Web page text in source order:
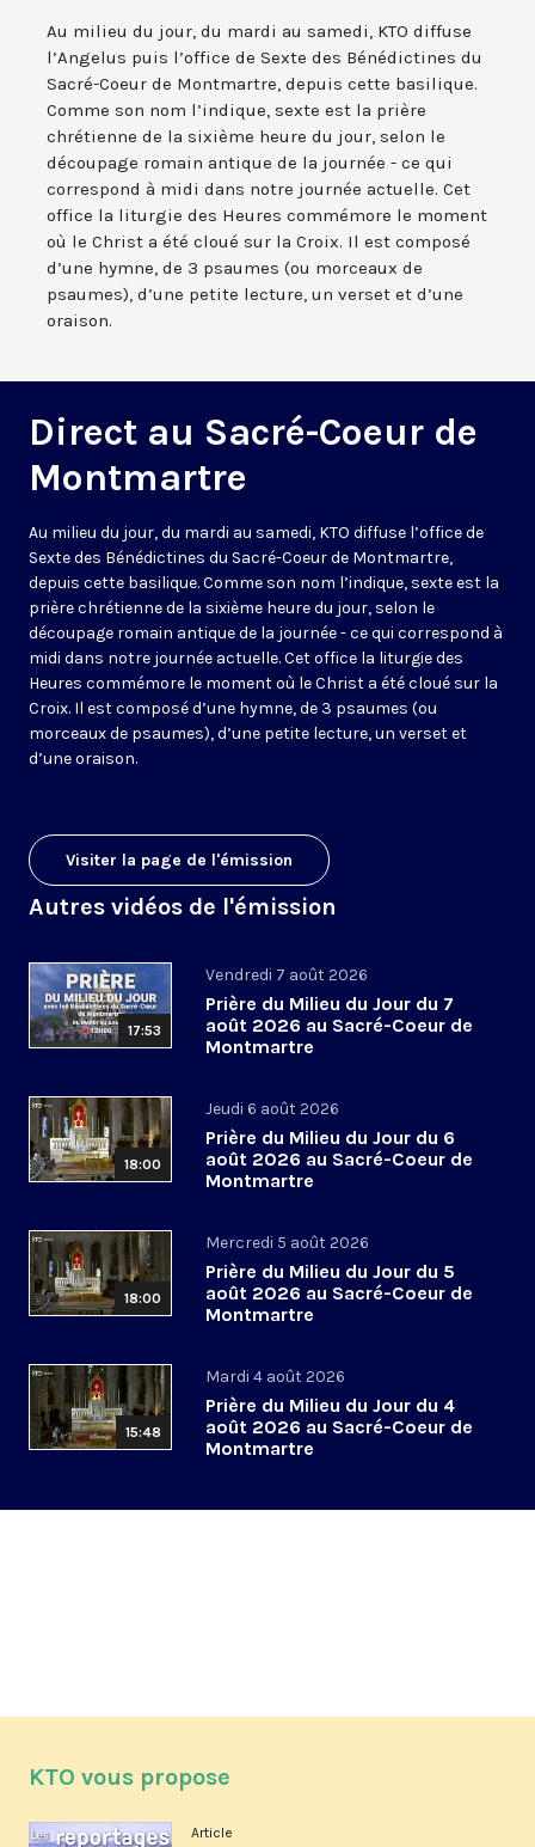
Au milieu du jour, du mardi au samedi, KTO diffuse
l’Angelus puis l’office de Sexte des Bénédictines du
Sacré-Coeur de Montmartre, depuis cette basilique.
Comme son nom l’indique, sexte est la prière
chrétienne de la sixième heure du jour, selon le
découpage romain antique de la journée - ce qui
correspond à midi dans notre journée actuelle. Cet
office la liturgie des Heures commémore le moment
où le Christ a été cloué sur la Croix. Il est composé
d’une hymne, de 3 psaumes (ou morceaux de
psaumes), d’une petite lecture, un verset et d’une
oraison.
Direct au Sacré-Coeur de
Montmartre
Au milieu du jour, du mardi au samedi, KTO diffuse l’office de
Sexte des Bénédictines du Sacré-Coeur de Montmartre,
depuis cette basilique. Comme son nom l’indique, sexte est la
prière chrétienne de la sixième heure du jour, selon le
découpage romain antique de la journée - ce qui correspond à
midi dans notre journée actuelle. Cet office la liturgie des
Heures commémore le moment où le Christ a été cloué sur la
Croix. Il est composé d’une hymne, de 3 psaumes (ou
morceaux de psaumes), d’une petite lecture, un verset et
d’une oraison.
Visiter la page de l'émission
Autres vidéos de l'émission
17:53
Vendredi 7 août 2026
Prière du Milieu du Jour du 7
août 2026 au Sacré-Coeur de
Montmartre
18:00
Jeudi 6 août 2026
Prière du Milieu du Jour du 6
août 2026 au Sacré-Coeur de
Montmartre
18:00
Mercredi 5 août 2026
Prière du Milieu du Jour du 5
août 2026 au Sacré-Coeur de
Montmartre
15:48
Mardi 4 août 2026
Prière du Milieu du Jour du 4
août 2026 au Sacré-Coeur de
Montmartre
KTO vous propose
Article